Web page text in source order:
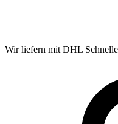
Wir liefern mit DHL